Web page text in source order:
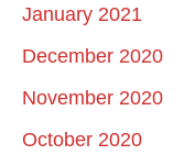
January 2021
December 2020
November 2020
October 2020